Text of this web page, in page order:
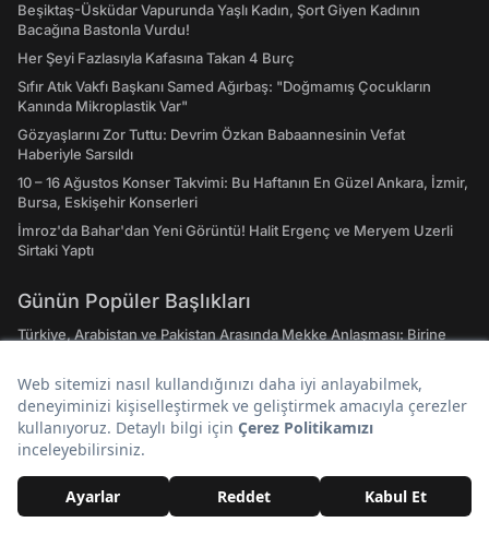
Beşiktaş-Üsküdar Vapurunda Yaşlı Kadın, Şort Giyen Kadının
Bacağına Bastonla Vurdu!
Her Şeyi Fazlasıyla Kafasına Takan 4 Burç
Sıfır Atık Vakfı Başkanı Samed Ağırbaş: "Doğmamış Çocukların
Kanında Mikroplastik Var"
Gözyaşlarını Zor Tuttu: Devrim Özkan Babaannesinin Vefat
Haberiyle Sarsıldı
10 – 16 Ağustos Konser Takvimi: Bu Haftanın En Güzel Ankara, İzmir,
Bursa, Eskişehir Konserleri
İmroz'da Bahar'dan Yeni Görüntü! Halit Ergenç ve Meryem Uzerli
Sirtaki Yaptı
Günün Popüler Başlıkları
Türkiye, Arabistan ve Pakistan Arasında Mekke Anlaşması: Birine
Hasan Can Kaya’nın Konuşanlar Programına Katılan Seyirci
Gözaltına Alınıp Sınır Dışı Edildi
‘Terörsüz Türkiye Yasası’ Teklifi Adalet Komisyonu'nda Kabul Edildi
Gazeteci Fatih Atik'ten Çarpıcı İddia: Çerçeve Yasa Selahattin
Demirtaş'ı Kapsıyor
Fatih Altaylı’dan Çok Konuşulacak İddia: ROK İtirafçı Oldu Cem